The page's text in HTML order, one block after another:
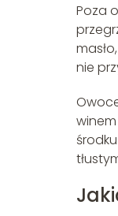
Poza
nie